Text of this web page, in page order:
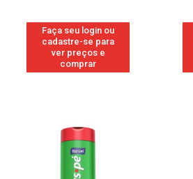
Faça seu login ou
cadastre-se para
ver preços e
comprar